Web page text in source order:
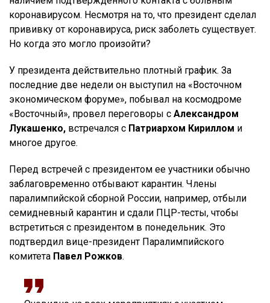
коронавирусом. Несмотря на то, что президент сделал
прививку от коронавируса, риск заболеть существует.
Но когда это могло произойти?
У президента действительно плотный график. За
последние две недели он выступил на «Восточном
экономическом форуме», побывал на космодроме
«Восточный», провел переговоры с Александром
Лукашенко, встречался с Патриархом Кириллом и
многое другое.
Перед встречей с президентом ее участники обычно
заблаговременно отбывают карантин. Члены
паралимпийской сборной России, например, отбыли
семидневный карантин и сдали ПЦР-тесты, чтобы
встретиться с президентом в понедельник. Это
подтвердил вице-президент Паралимпийского
комитета Павел Рожков.